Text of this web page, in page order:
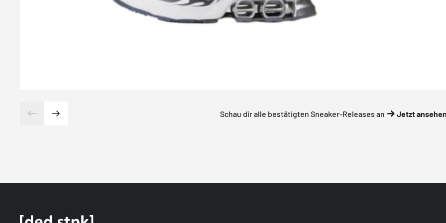
Schau dir alle bestätigten Sneaker-Releases an Jetzt